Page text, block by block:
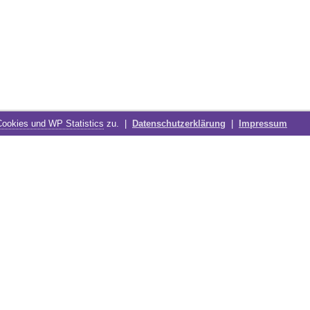
und WP Statistics zu. | Datenschutzerklärung Impressum